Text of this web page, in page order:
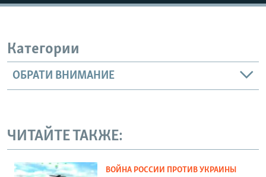
Категории
ОБРАТИ ВНИМАНИЕ
ЧИТАЙТЕ ТАКЖЕ:
ВОЙНА РОССИИ ПРОТИВ УКРАИНЫ